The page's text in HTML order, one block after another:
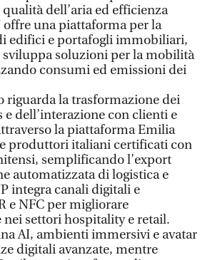
dell’aria ed efficienza
offre una piattaforma per la
edifici e portafogli immobiliari,
sviluppa soluzioni per la mobilità
consumi ed emissioni dei
riguarda la trasformazione dei
dell’interazione con clienti e
la piattaforma Emilia
produttori italiani certificati con
semplificando l’export
automatizzata di logistica e
integra canali digitali e
e NFC per migliorare
nei settori hospitality e retail.
AI, ambienti immersivi e avatar
digitali avanzate, mentre